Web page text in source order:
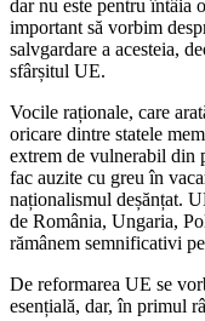
dar nu este pentru întâia
important să vorbim
salvgardare a acesteia,
sfârșitul UE.
Vocile raționale, care
oricare dintre statele
extrem de vulnerabil din
fac auzite cu greu în
naționalismul deșănțat.
de România, Ungaria,
rămânem semnificativi
De reformarea UE se
esențială, dar, în primul